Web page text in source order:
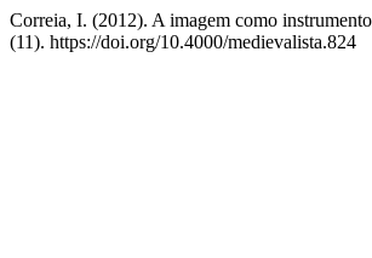
Correia, I. (2012). A imagem como
(11). https://doi.org/10.4000/medievalista.824